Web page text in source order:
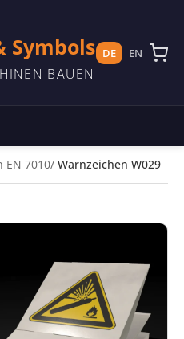
Symbols
BAUEN
DE EN
EN 7010 Warnzeichen W029